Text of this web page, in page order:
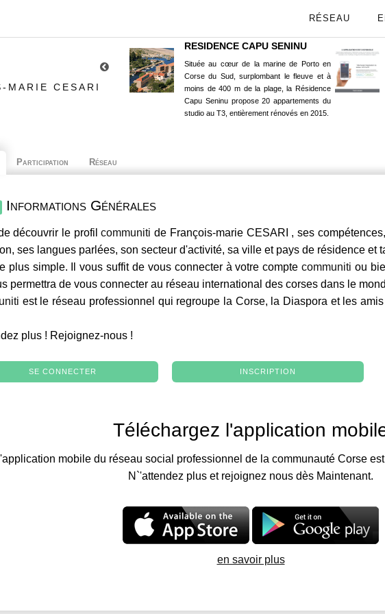
RÉSEAU
MARIE CESARI
RESIDENCE CAPU SENINU
Située au cœur de la marine de Porto en
Corse du Sud, surplombant le fleuve et à
moins de 400 m de la plage, la Résidence
Capu Seninu propose 20 appartements du
studio au T3, entièrement rénovés en 2015.
Participation Réseau
Informations Générales
découvrir le profilcommuniti de François-marie CESARI , ses
ses langues parlées, son secteur d'activité, sa ville et pays de résidence et
plus simple. Il vous suffit de vous connecter à votre comptecommuniti ou
permettra de vous connecter au réseau international des corses dans le
est le réseau professionnel qui regroupe la Corse, la Diaspora et les
plus ! Rejoignez-nous !
SE CONNECTER INSCRIPTION
Téléchargez l'application
mobile du réseau social professionnel de la communauté Corse
N`'attendez plus et rejoignez nous dès Maintenant.
en savoir plus